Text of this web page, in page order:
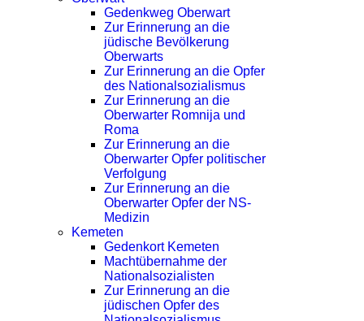
Gedenkweg Oberwart
Zur Erinnerung an die
jüdische Bevölkerung
Oberwarts
Zur Erinnerung an die Opfer
des Nationalsozialismus
Zur Erinnerung an die
Oberwarter Romnija und
Roma
Zur Erinnerung an die
Oberwarter Opfer politischer
Verfolgung
Zur Erinnerung an die
Oberwarter Opfer der NS-
Medizin
Kemeten
Gedenkort Kemeten
Machtübernahme der
Nationalsozialisten
Zur Erinnerung an die
jüdischen Opfer des